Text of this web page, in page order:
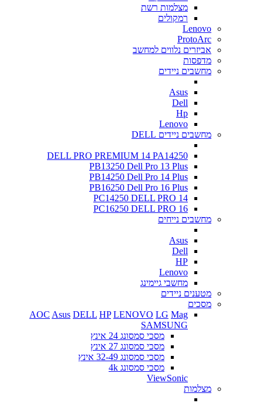
מצלמות רשת
רמקולים
Lenovo
ProtoArc
אביזרים נלווים למחשב
מדפסות
מחשבים ניידים
Asus
Dell
Hp
Lenovo
מחשבים ניידים DELL
DELL PRO PREMIUM 14 PA14250
PB13250 Dell Pro 13 Plus
PB14250 Dell Pro 14 Plus
PB16250 Dell Pro 16 Plus
PC14250 DELL PRO 14
PC16250 DELL PRO 16
מחשבים נייחים
Asus
Dell
HP
Lenovo
מחשבי גיימינג
מטענים ניידים
מסכים
AOC Asus DELL HP LENOVO LG Mag
SAMSUNG
מסכי סמסונג 24 אינץ
מסכי סמסונג 27 אינץ
מסכי סמסונג 32-49 אינץ
מסכי סמסונג 4k
ViewSonic
מצלמות